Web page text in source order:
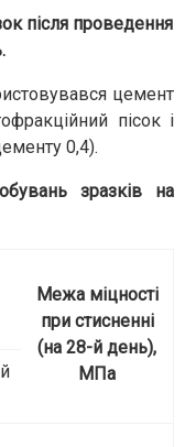
після проведення
цемент
пісок і
0,4).
зразків на
Межа міцності
при стисненні
(на 28-й день),
МПа